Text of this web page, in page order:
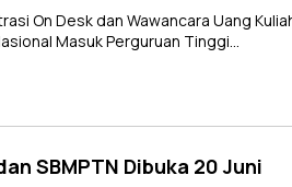
On Desk dan Wawancara Uang
Masuk Perguruan Tinggi…
SBMPTN Dibuka 20 Juni